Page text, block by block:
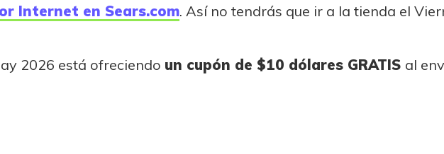
Internet en Sears.com. Así no tendrás que ir a la tienda el
2026 está ofreciendo un cupón de $10 dólares GRATIS al